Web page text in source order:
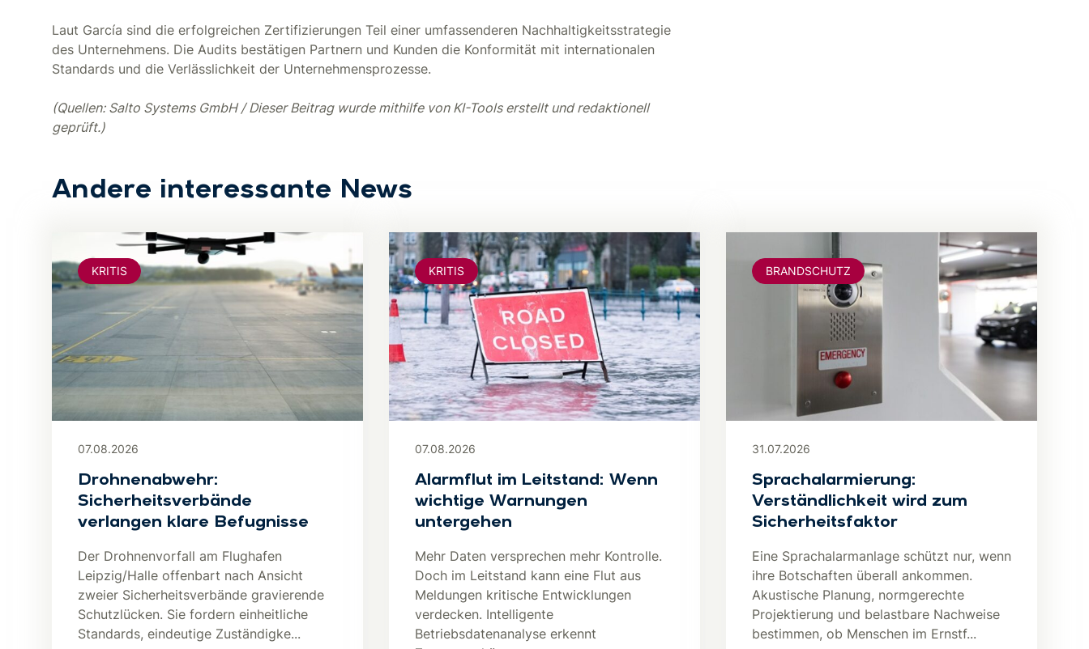
Laut García sind die erfolgreichen Zertifizierungen Teil einer umfassenderen Nachhaltigkeitsstrategie
des Unternehmens. Die Audits bestätigen Partnern und Kunden die Konformität mit internationalen
Standards und die Verlässlichkeit der Unternehmensprozesse.
(Quellen: Salto Systems GmbH / Dieser Beitrag wurde mithilfe von KI-Tools erstellt und redaktionell
geprüft.)
Andere interessante News
07.08.2026
Drohnenabwehr:
Sicherheitsverbände
verlangen klare Befugnisse
Der Drohnenvorfall am Flughafen
Leipzig/Halle offenbart nach Ansicht
zweier Sicherheitsverbände gravierende
Schutzlücken. Sie fordern einheitliche
Standards, eindeutige Zuständigke...
KRITIS
07.08.2026
Alarmflut im Leitstand: Wenn
wichtige Warnungen
untergehen
Mehr Daten versprechen mehr Kontrolle.
Doch im Leitstand kann eine Flut aus
Meldungen kritische Entwicklungen
verdecken. Intelligente
Betriebsdatenanalyse erkennt
KRITIS
31.07.2026
Sprachalarmierung:
Verständlichkeit wird zum
Sicherheitsfaktor
Eine Sprachalarmanlage schützt nur, wenn
ihre Botschaften überall ankommen.
Akustische Planung, normgerechte
Projektierung und belastbare Nachweise
bestimmen, ob Menschen im Ernstf...
BRANDSCHUTZ